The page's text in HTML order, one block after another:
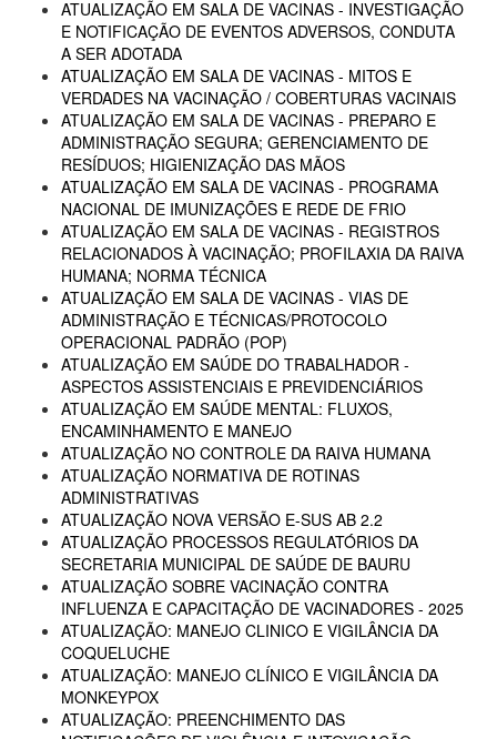
ATUALIZAÇÃO EM SALA DE VACINAS - INVESTIGAÇÃO
E NOTIFICAÇÃO DE EVENTOS ADVERSOS, CONDUTA
A SER ADOTADA
ATUALIZAÇÃO EM SALA DE VACINAS - MITOS E
VERDADES NA VACINAÇÃO / COBERTURAS VACINAIS
ATUALIZAÇÃO EM SALA DE VACINAS - PREPARO E
ADMINISTRAÇÃO SEGURA; GERENCIAMENTO DE
RESÍDUOS; HIGIENIZAÇÃO DAS MÃOS
ATUALIZAÇÃO EM SALA DE VACINAS - PROGRAMA
NACIONAL DE IMUNIZAÇÕES E REDE DE FRIO
ATUALIZAÇÃO EM SALA DE VACINAS - REGISTROS
RELACIONADOS À VACINAÇÃO; PROFILAXIA DA RAIVA
HUMANA; NORMA TÉCNICA
ATUALIZAÇÃO EM SALA DE VACINAS - VIAS DE
ADMINISTRAÇÃO E TÉCNICAS/PROTOCOLO
OPERACIONAL PADRÃO (POP)
ATUALIZAÇÃO EM SAÚDE DO TRABALHADOR -
ASPECTOS ASSISTENCIAIS E PREVIDENCIÁRIOS
ATUALIZAÇÃO EM SAÚDE MENTAL: FLUXOS,
ENCAMINHAMENTO E MANEJO
ATUALIZAÇÃO NO CONTROLE DA RAIVA HUMANA
ATUALIZAÇÃO NORMATIVA DE ROTINAS
ADMINISTRATIVAS
ATUALIZAÇÃO NOVA VERSÃO E-SUS AB 2.2
ATUALIZAÇÃO PROCESSOS REGULATÓRIOS DA
SECRETARIA MUNICIPAL DE SAÚDE DE BAURU
ATUALIZAÇÃO SOBRE VACINAÇÃO CONTRA
INFLUENZA E CAPACITAÇÃO DE VACINADORES - 2025
ATUALIZAÇÃO: MANEJO CLINICO E VIGILÂNCIA DA
COQUELUCHE
ATUALIZAÇÃO: MANEJO CLÍNICO E VIGILÂNCIA DA
MONKEYPOX
ATUALIZAÇÃO: PREENCHIMENTO DAS